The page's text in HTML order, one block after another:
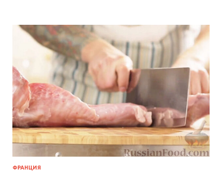
ФРАНЦИЯ